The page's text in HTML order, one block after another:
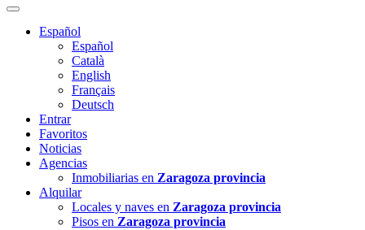
Español
Español
Català
English
Français
Deutsch
Entrar
Favoritos
Noticias
Agencias
Inmobiliarias en Zaragoza provincia
Alquilar
Locales y naves en Zaragoza provincia
Pisos en Zaragoza provincia